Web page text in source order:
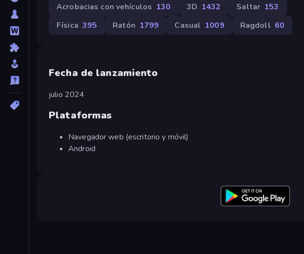
Acrobacias con vehículos 130 3D 1432 Saltar 153
Física 395 Ratón 1799 Casual 1009 Ragdoll 60
Fecha de lanzamiento
julio 2024
Plataformas
Navegador web (escritorio y móvil)
Android